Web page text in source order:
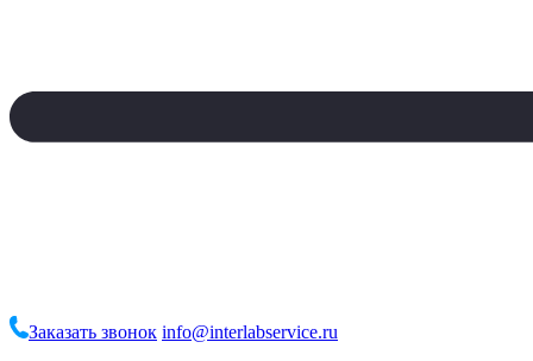
Заказать звонок info@interlabservice.ru